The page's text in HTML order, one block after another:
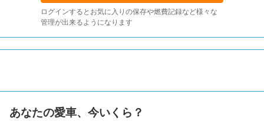
ログインするとお気に入りの保存や燃費記録など様々な
管理が出来るようになります
あなたの愛車、今いくら？